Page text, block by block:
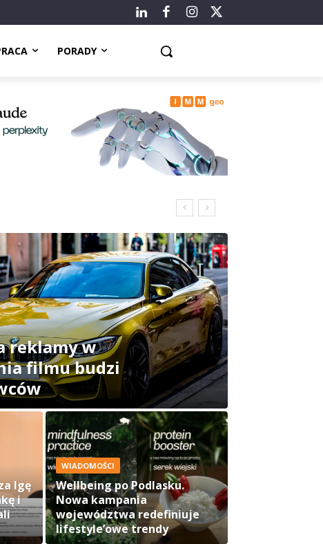
PORADY
reklamy w
filmu budzi
Igę
i
WIADOMOŚCI
Wellbeing po Podlasku.
Nowa kampania
województwa redefiniuje
lifestyle’owe trendy